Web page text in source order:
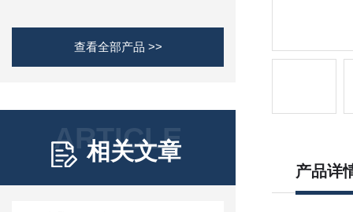
查看全部产品 >>
ARTICLE
相关文章
产品详